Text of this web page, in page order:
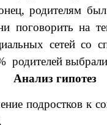
был
поговорить на
сетей со
родителей
Анализ гипотез
подростков к